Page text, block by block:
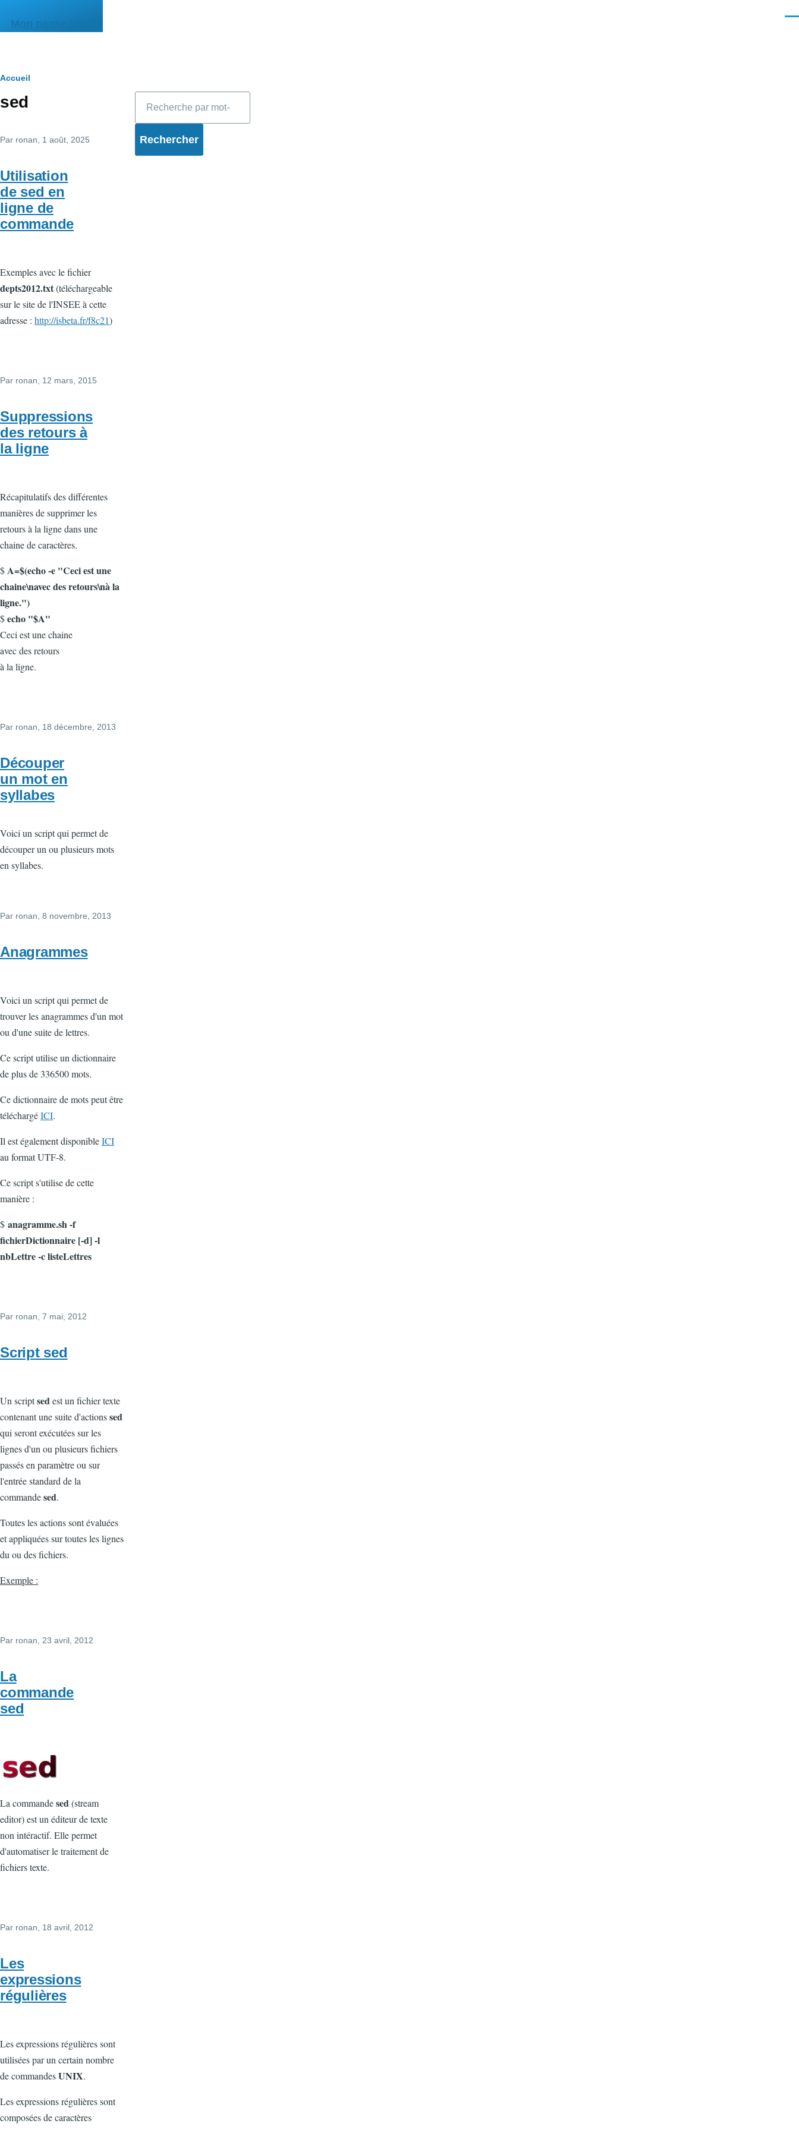
Mon pense-bête
Fil
d'Ariane
Accueil
sed
Par ronan , 1 août, 2025
Utilisation
de sed en
ligne de
commande
Exemples avec le fichier
depts2012.txt(téléchargeable
sur le site de l'INSEE à cette
adresse : http://isbeta.fr/f8c21)
Par ronan , 12 mars, 2015
Suppressions
des retours à
la ligne
Récapitulatifs des différentes
manières de supprimer les
retours à la ligne dans une
chaine de caractères.
$A=$(echo -e "Ceci est une
chaine\navec des retours\nà la
ligne.")
$echo "$A"
Ceci est une chaine
avec des retours
à la ligne.
Par ronan , 18 décembre, 2013
Découper
un mot en
syllabes
Voici un script qui permet de
découper un ou plusieurs mots
en syllabes.
Par ronan, 8 novembre, 2013
Anagrammes
Voici un script qui permet de
trouver les anagrammes d'un mot
ou d'une suite de lettres.
Ce script utilise un dictionnaire
de plus de 336500 mots.
Ce dictionnaire de mots peut être
téléchargéICI.
Il est également disponibleICI
au format UTF-8.
Ce script s'utilise de cette
manière :
$ anagramme.sh -f
fichierDictionnaire [-d] -l
nbLettre -c listeLettres
Par ronan, 7 mai, 2012
Script sed
Un scriptsedest un fichier texte
contenant une suite d'actionssed
qui seront exécutées sur les
lignes d'un ou plusieurs fichiers
passés en paramètre ou sur
l'entrée standard de la
commandesed.
Toutes les actions sont évaluées
et appliquées sur toutes les lignes
du ou des fichiers.
Exemple :
Par ronan , 23 avril, 2012
La
commande
sed
La commandesed(stream
editor) est un éditeur de texte
non intéractif. Elle permet
d'automatiser le traitement de
fichiers texte.
Par ronan , 18 avril, 2012
Les
expressions
régulières
Les expressions régulières sont
utilisées par un certain nombre
de commandesUNIX.
Les expressions régulières sont
composées de caractères